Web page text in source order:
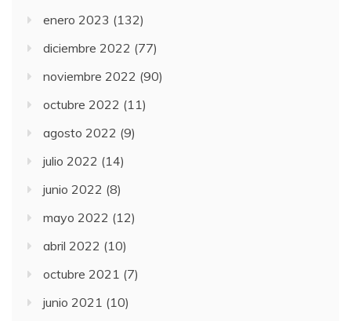
enero 2023 (132)
diciembre 2022 (77)
noviembre 2022 (90)
octubre 2022 (11)
agosto 2022 (9)
julio 2022 (14)
junio 2022 (8)
mayo 2022 (12)
abril 2022 (10)
octubre 2021 (7)
junio 2021 (10)